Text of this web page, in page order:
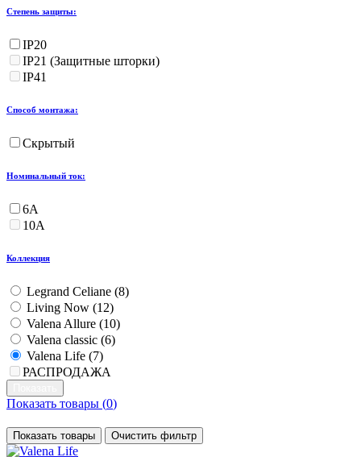
Степень защиты:
IP20
IP21 (Защитные шторки)
IP41
Способ монтажа:
Скрытый
Номинальный ток:
6А
10А
Коллекция
Legrand Celiane (8)
Living Now (12)
Valena Allure (10)
Valena classic (6)
Valena Life (7)
РАСПРОДАЖА
Показать товары (0)
Показать товары Очистить фильтр